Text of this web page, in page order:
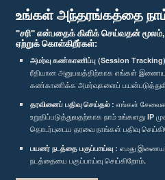
உங்கள் அந்தரங்கத்தை
"சரி" என்பதைக் கிளிக் செய்வதன்
ஏற்றுக் கொள்கிறீர்கள்:
அமர்வு கண்காணிப்பு (Session
ரீதியான அனுபவத்திற்காக எங்கள்
கண்காணிக்க அமர்வுகளைப்
தரவினைப் பதிவு செய்தல் : எங்கள்
உறுதிப்படுத்துவதற்காக நாம் உங்களது IP
தொடர்புடைய தரவை நாங்கள் பதிவு
பயனர் நடத்தை பகுப்பாய்வு : எமது
நடத்தையை பகுப்பாய்வு செய்கிறோம்.
எம்மை பின்தொடர்க :
விருதுகள்
தனியுரிமைக் கொள்கை